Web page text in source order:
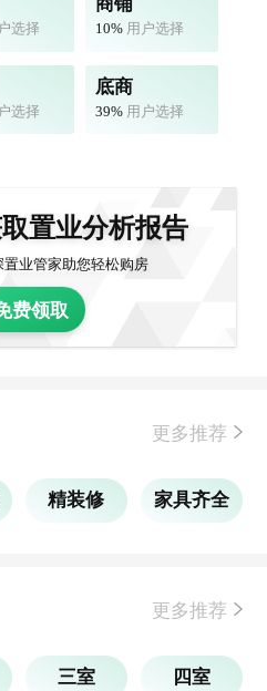
选择
商铺
10% 用户选择
选择
底商
39% 用户选择
置业分析报告
置业管家助您轻松购房
费领取
更多推荐
精装修 家具齐全
更多推荐
三室 四室